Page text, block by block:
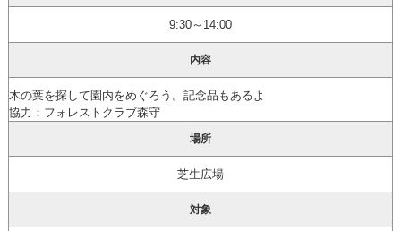
9:30～14:00
内容
木の葉を探して園内をめぐろう。記念品もあるよ
協力：フォレストクラブ森守
場所
芝生広場
対象